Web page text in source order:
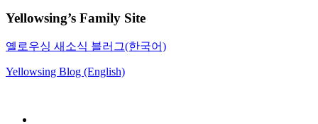
Yellowsing’s Family Site
옐로우싱 새소식 블러그(한국어)
Yellowsing Blog (English)